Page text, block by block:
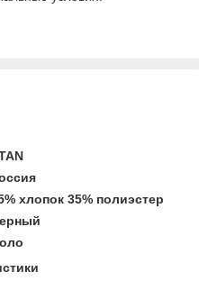
хлопок 35% полиэстер